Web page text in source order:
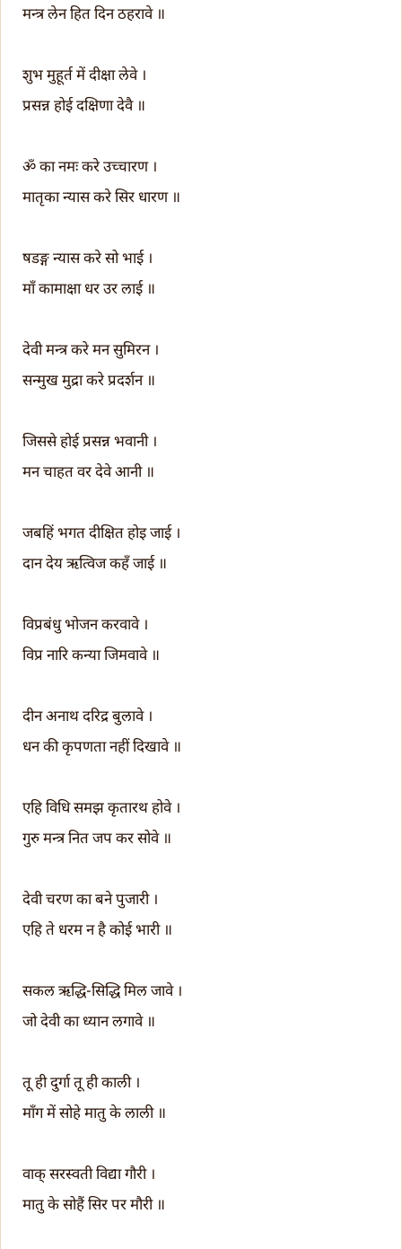
मन्त्र लेन हित दिन ठहरावे ॥
शुभ मुहूर्त में दीक्षा लेवे ।
प्रसन्न होई दक्षिणा देवै ॥
ॐ का नमः करे उच्चारण ।
मातृका न्यास करे सिर धारण ॥
षडङ्ग न्यास करे सो भाई ।
माँ कामाक्षा धर उर लाई ॥
देवी मन्त्र करे मन सुमिरन ।
सन्मुख मुद्रा करे प्रदर्शन ॥
जिससे होई प्रसन्न भवानी ।
मन चाहत वर देवे आनी ॥
जबहिं भगत दीक्षित होइ जाई ।
दान देय ऋत्विज कहँ जाई ॥
विप्रबंधु भोजन करवावे ।
विप्र नारि कन्या जिमवावे ॥
दीन अनाथ दरिद्र बुलावे ।
धन की कृपणता नहीं दिखावे ॥
एहि विधि समझ कृतारथ होवे ।
गुरु मन्त्र नित जप कर सोवे ॥
देवी चरण का बने पुजारी ।
एहि ते धरम न है कोई भारी ॥
सकल ऋद्धि-सिद्धि मिल जावे ।
जो देवी का ध्यान लगावे ॥
तू ही दुर्गा तू ही काली ।
माँग में सोहे मातु के लाली ॥
वाक् सरस्वती विद्या गौरी ।
मातु के सोहैं सिर पर मौरी ॥